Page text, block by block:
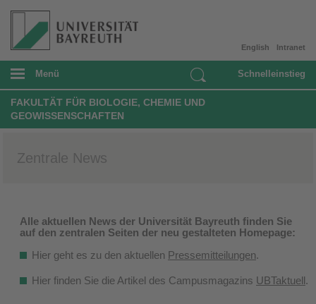
Intranet
English
Menü Schnelleinstieg
FAKULTÄT FÜR BIOLOGIE, CHEMIE UND
GEOWISSENSCHAFTEN
Zentrale News
Alle aktuellen News der Universität Bayreuth finden Sie
auf den zentralen Seiten der neu gestalteten Homepage:
Hier geht es zu den aktuellen Pressemitteilungen.
Hier finden Sie die Artikel des Campusmagazins UBTaktuell.